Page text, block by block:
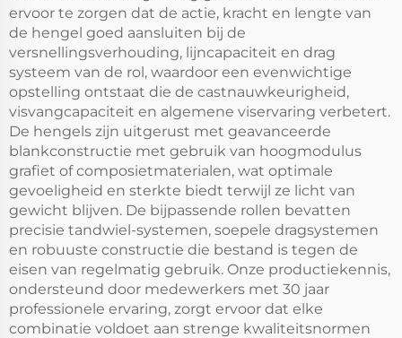
ervoor te zorgen dat de actie, kracht en lengte van
de hengel goed aansluiten bij de
versnellingsverhouding, lijncapaciteit en drag
systeem van de rol, waardoor een evenwichtige
opstelling ontstaat die de castnauwkeurigheid,
visvangcapaciteit en algemene viservaring verbetert.
De hengels zijn uitgerust met geavanceerde
blankconstructie met gebruik van hoogmodulus
grafiet of composietmaterialen, wat optimale
gevoeligheid en sterkte biedt terwijl ze licht van
gewicht blijven. De bijpassende rollen bevatten
precisie tandwiel-systemen, soepele dragsystemen
en robuuste constructie die bestand is tegen de
eisen van regelmatig gebruik. Onze productiekennis,
ondersteund door medewerkers met 30 jaar
professionele ervaring, zorgt ervoor dat elke
combinatie voldoet aan strenge kwaliteitsnormen